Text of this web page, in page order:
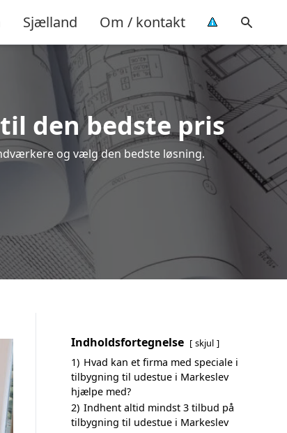
Sjælland Om / kontakt
den bedste pris
og vælg den bedste løsning.
Indholdsfortegnelse skjul
1) Hvad kan et firma med speciale i
tilbygning til udestue i Markeslev
hjælpe med?
2) Indhent altid mindst 3 tilbud på
tilbygning til udestue i Markeslev